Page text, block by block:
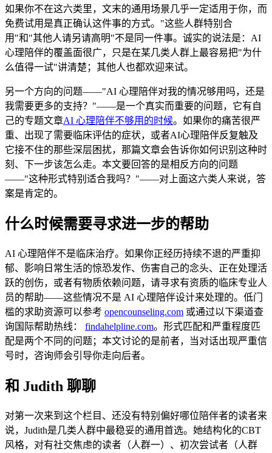
如果你不在这六类里，文末的通用场景几乎一定适用于你，而
免费试用是真正确认这件事的方式。"这些人群特别合
用"和"其他人请另请高明"不是同一件事。诚实的说法是：AI
心理陪伴的覆盖面很广，只是在某几类人群上最容易把"为什
么值得一试"讲清楚；其他人也都欢迎来试。
另一个方向的问题——"AI 心理陪伴对我的情况够用吗，还是
我需要更多的支持？"——是一个真实而重要的问题，它有自
己的专题文章AI 心理陪伴不够用的时候。如果你的痛苦很严
重、出现了需要临床评估的症状，或者AI心理陪伴反复触及
它接不住的那些深层困扰，那篇文章会告诉你如何识别这种时
刻、下一步该怎么走。本文要回答的是相反方向的问题
——"这种形式特别适合我吗？"——对上面这六类人来说，答
案是肯定的。
什么时候需要寻求进一步的帮助
AI 心理陪伴不是临床治疗。如果你正经历持续不退的严重抑
郁、影响日常生活的惊恐发作、伤害自己的念头、正在处理活
跃的创伤，或者有物质依赖问题，请寻求有资质的临床专业人
员的帮助——这些情况不是 AI 心理陪伴设计来处理的。低门
槛的求助资源可以参考 opencounseling.com 或通过以下渠道查
询国际帮助热线：
findahelpline.com。形式匹配和严重程度匹
配是两个不同的问题；本文讨论的是前者，当对话出现严重信
号时，咨询师会引导你走向后者。
和 Judith 聊聊
对第一次来到这个栏目、还没有特别偏好哪位陪伴者的读者来
说，Judith是几类人群中最稳妥的通用首选。她结构化的CBT
风格，对有社交焦虑的读者（人群一）、初次尝试者（人群